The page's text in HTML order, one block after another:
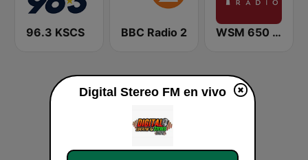
96.3 KSCS BBC Radio 2 WSM 650 AM
Digital Stereo FM en vivo